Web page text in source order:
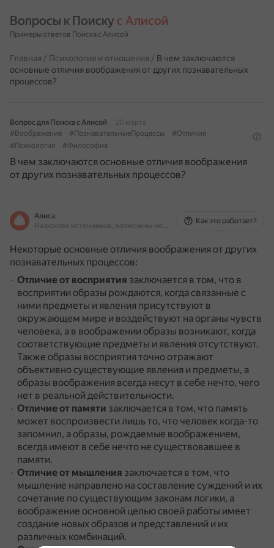
Вопросы к Поиску с Алисой
Примеры ответов Поиска с Алисой
Главная / Психология и отношения / В чем заключаются
основные отличия воображения от других познавательных
процессов?
Вопрос для Поиска с Алисой
20 марта
#Воображение
#ПознавательныеПроцессы
#Отличия
#Психология
#Философия
В чем заключаются основные отличия воображения
от других познавательных процессов?
Алиса
На основе источников, возможны неточности
Как это работает?
Некоторые основные отличия воображения от других
познавательных процессов:
Отличие от восприятия заключается в том, что в
восприятии образы рождаются, когда связанные с
ними предметы и явления присутствуют в
окружающем мире и воздействуют на органы чувств
человека, а в воображении образы возникают, когда
соответствующие предметы и явления отсутствуют.
Также образы восприятия точно отражают
объективно существующие явления и предметы, а
образы воображения всегда несут в себе нечто, чего
нет в реальной действительности.
Отличие от памяти заключается в том, что память
может воспроизвести лишь то, что человек когда-то
запомнил, а образы, рождаемые воображением,
всегда имеют в себе нечто не существовавшее в
памяти.
Отличие от мышления заключается в том, что
мышление направлено на составление суждений и их
сочетание по существующим законам логики, а
воображение основной целью своей работы имеет
создание новых образов и представлений и их
различных комбинаций.